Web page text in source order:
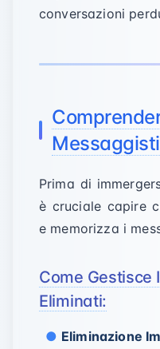
conversazioni
Prima di
è cruciale capire
e memorizza i
Come Gestisce
Eliminati:
Eliminazione